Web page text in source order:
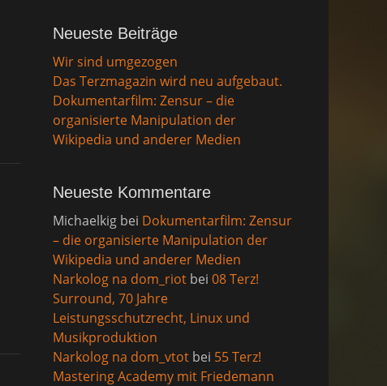
Neueste Beiträge
Wir sind umgezogen
Das Terzmagazin wird neu aufgebaut.
Dokumentarfilm: Zensur – die
organisierte Manipulation der
Wikipedia und anderer Medien
Neueste Kommentare
Michaelkig bei Dokumentarfilm: Zensur
– die organisierte Manipulation der
Wikipedia und anderer Medien
Narkolog na dom_riot bei 08 Terz!
Surround, 70 Jahre
Leistungsschutzrecht, Linux und
Musikproduktion
Narkolog na dom_vtot bei 55 Terz!
Mastering Academy mit Friedemann